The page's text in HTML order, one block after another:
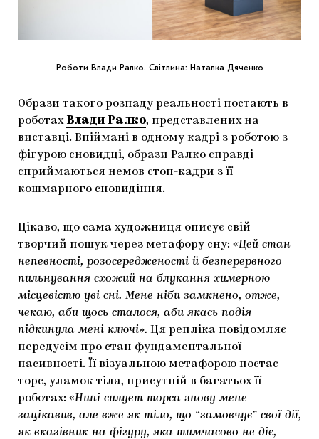
Роботи Влади Ралко. Світлина: Наталка Дяченко
Образи такого розпаду реальності постають в
роботах Влади Ралко, представлених на
виставці. Впіймані в одному кадрі з роботою з
фігурою сновидці, образи Ралко справді
сприймаються немов стоп-кадри з її
кошмарного сновидіння.
Цікаво, що сама художниця описує свій
творчий пошук через метафору сну: «Цей стан
непевності, розосередженості й безперервного
пильнування схожий на блукання химерною
місцевістю уві сні. Мене ніби замкнено, отже,
чекаю, аби щось сталося, аби якась подія
підкинула мені ключі». Ця репліка повідомляє
передусім про стан фундаментальної
пасивності. Її візуальною метафорою постає
торс, уламок тіла, присутній в багатьох її
роботах: «Нині силует торса знову мене
зацікавив, але вже як тіло, що “замовчує” свої дії,
як вказівник на фігуру, яка тимчасово не діє,